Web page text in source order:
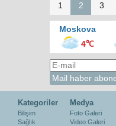
1 2 3
Moskova
4℃
Kategoriler
Bilişim
Sağlık
Medya
Foto Galeri
Video Galeri